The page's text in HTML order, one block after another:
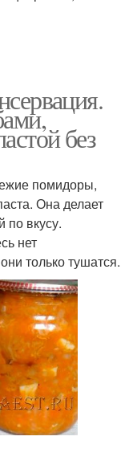
без
помидоры,
Она делает
по вкусу.
нет
только тушатся.